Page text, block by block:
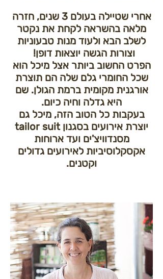
אחרי שטיילה בעולם 3 שנים, חזרה
מלאה בהשראה לקחת את נקטר
לשלב הבא ולעוד מנות טבעוניות
וצורות הגשה יוצאות דופן!
הפרט החשוב ביותר אצל מיכל הוא
שכל החומרי גלם שלה הם תוצרת
אורגנית מקומית ברמת הגולן. שם
היא גדלה וחיה כיום.
בעקבות כל הטוב הזה, מיכל גם
יוצרת אירועים בסגנון tailor suit
מסנדוויצ'ים ועד ארוחות
אקסקלוסיביות לאירועים גדולים
וקטנים.